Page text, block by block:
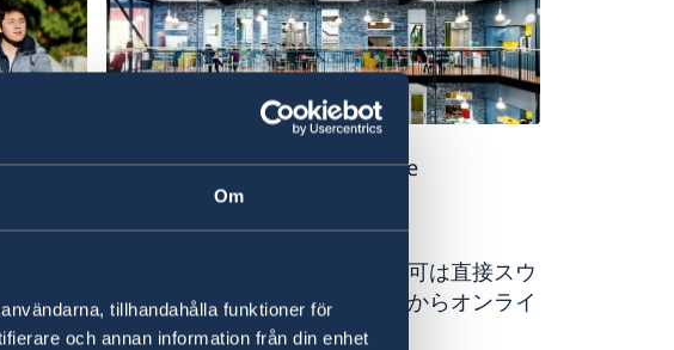
Om
tillhandahålla funktioner för
och annan information från din enhet
籍者
が必要
Gerlach/imagebank.sweden.se
労働許可及び研究の為の居住許可は直接スウ
ェーデン移民庁のウェブサイトからオンライ
ンで申請します。